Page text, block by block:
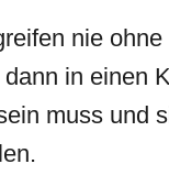
nie
in einen
muss und